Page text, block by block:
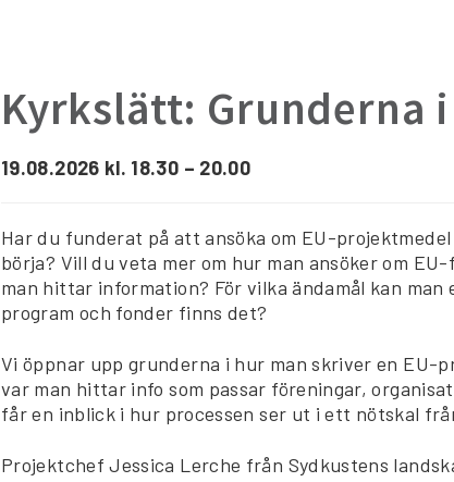
Kyrkslätt: Grunderna
19.08.2026 kl. 18.30 – 20.00
Har du funderat på att ansöka om EU-
börja? Vill du veta mer om hur man ansöker om
man hittar information? För vilka ändamål kan
program och fonder finns det?
Vi öppnar upp grunderna i hur man skriver en EU-
var man hittar info som passar föreningar,
får en inblick i hur processen ser ut i ett nötskal
Projektchef Jessica Lerche från Sydkustens